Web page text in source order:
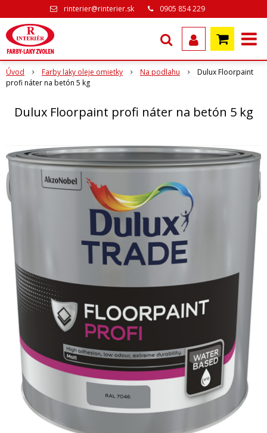
rinterier@rinterier.sk 0905 854 229
Úvod Farby laky oleje omietky Na podlahu
Dulux Floorpaint
profi náter na betón 5 kg
Dulux Floorpaint profi náter na betón 5 kg